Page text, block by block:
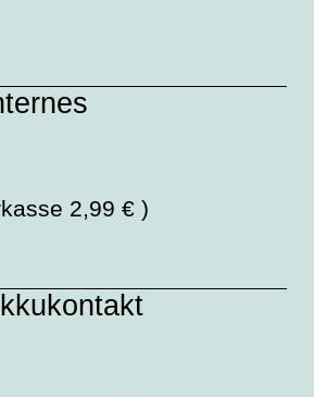
2,99 € )